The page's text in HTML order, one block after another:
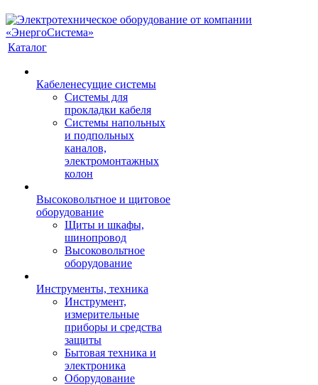
Каталог
Кабеленесущие системы
Системы для
прокладки кабеля
Системы напольных
и подпольных
каналов,
электромонтажных
колон
Высоковольтное и щитовое
оборудование
Щиты и шкафы,
шинопровод
Высоковольтное
оборудование
Инструменты, техника
Инструмент,
измерительные
приборы и средства
защиты
Бытовая техника и
электроника
Оборудование